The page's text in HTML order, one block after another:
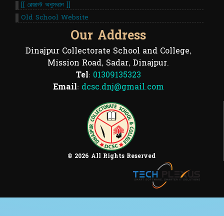
© 2026 All Rights Reserved
Our Address
Dinajpur Collectorate School and College,
Mission Road, Sadar, Dinajpur.
Tel: 01309135323
Email: dcsc.dnj@gmail.com
[[ রেজাল্ট অনুসন্ধান ]]
Old School Website